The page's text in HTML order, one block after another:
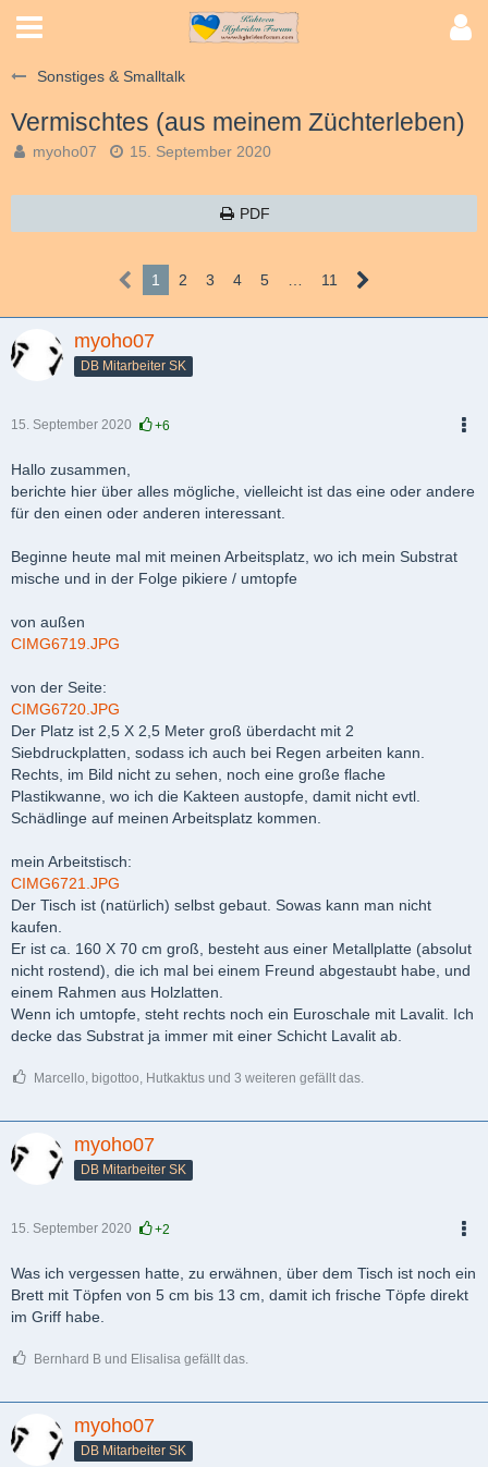
Sonstiges & Smalltalk
Vermischtes (aus meinem Züchterleben)
myoho07 15. September 2020
PDF
1 2 3 4 5 11
myoho07
DB Mitarbeiter SK
15. September 2020 +6
Hallo zusammen,
berichte hier über alles mögliche, vielleicht ist das eine oder andere
für den einen oder anderen interessant.
Beginne heute mal mit meinen Arbeitsplatz, wo ich mein Substrat
mische und in der Folge pikiere / umtopfe
von außen
CIMG6719.JPG
von der Seite:
CIMG6720.JPG
Der Platz ist 2,5 X 2,5 Meter groß überdacht mit 2
Siebdruckplatten, sodass ich auch bei Regen arbeiten kann.
Rechts, im Bild nicht zu sehen, noch eine große flache
Plastikwanne, wo ich die Kakteen austopfe, damit nicht evtl.
Schädlinge auf meinen Arbeitsplatz kommen.
mein Arbeitstisch:
CIMG6721.JPG
Der Tisch ist (natürlich) selbst gebaut. Sowas kann man nicht
kaufen.
Er ist ca. 160 X 70 cm groß, besteht aus einer Metallplatte (absolut
nicht rostend), die ich mal bei einem Freund abgestaubt habe, und
einem Rahmen aus Holzlatten.
Wenn ich umtopfe, steht rechts noch ein Euroschale mit Lavalit. Ich
decke das Substrat ja immer mit einer Schicht Lavalit ab.
Marcello, bigottoo, Hutkaktus und 3 weiteren gefällt das.
myoho07
DB Mitarbeiter SK
15. September 2020 +2
Was ich vergessen hatte, zu erwähnen, über dem Tisch ist noch ein
Brett mit Töpfen von 5 cm bis 13 cm, damit ich frische Töpfe direkt
im Griff habe.
Bernhard B und Elisalisa gefällt das.
myoho07
DB Mitarbeiter SK